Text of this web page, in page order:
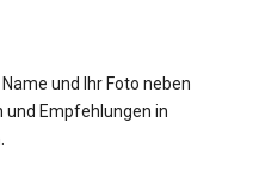
und Ihr Foto neben
und Empfehlungen in